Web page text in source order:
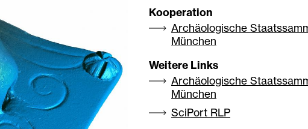
Kooperation
Archäologische
München
Weitere Links
Archäologische
München
SciPort RLP